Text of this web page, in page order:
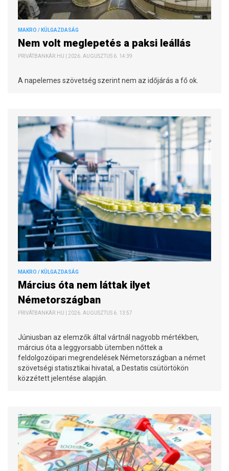
MAKRO / KÜLGAZDASÁG
Nem volt meglepetés a paksi leállás
PRIVÁTBANKÁR.HU | 2026. AUGUSZTUS 6. 14:39
A napelemes szövetség szerint nem az időjárás a fő ok.
MAKRO / KÜLGAZDASÁG
Március óta nem láttak ilyet
Németországban
PRIVÁTBANKÁR.HU | 2026. AUGUSZTUS 6. 13:57
Júniusban az elemzők által vártnál nagyobb mértékben,
március óta a leggyorsabb ütemben nőttek a
feldolgozóipari megrendelések Németországban a német
szövetségi statisztikai hivatal, a Destatis csütörtökön
közzétett jelentése alapján.